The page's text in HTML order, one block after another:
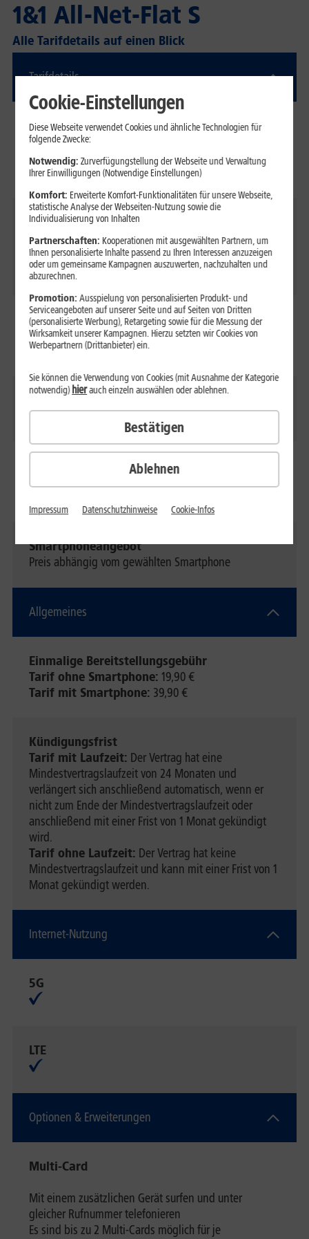
1&1 All-Net-Flat S
Alle Tarifdetails auf einen Blick
Tarifdetails
Telefonie-Flat
ins deutsche Festnetz & in alle deutschen
Mobilfunknetze
Unlimitierte Telefonie (0ct/Min.)
Internet-Flat
10 GB, nach Verbrauch des monatlichen
Datenvolumens wird die Geschwindigkeit auf max. 64
kBit/s (Download) reduziert
Max. Surfgeschwindigkeit (bis zu)
Download: 300 Mbit/s
Upload: 50 Mbit/s
SMS-Flat
Unlimitierte SMS (0ct/SMS)
Smartphoneangebot
Preis abhängig vom gewählten Smartphone
Allgemeines
Einmalige Bereitstellungsgebühr
Tarif ohne Smartphone: 19,90 €
Tarif mit Smartphone: 39,90 €
Kündigungsfrist
Tarif mit Laufzeit: Der Vertrag hat eine
Mindestvertragslaufzeit von 24 Monaten und
verlängert sich anschließend automatisch, wenn er
nicht zum Ende der Mindestvertragslaufzeit oder
anschließend mit einer Frist von 1 Monat gekündigt
wird.
Tarif ohne Laufzeit: Der Vertrag hat keine
Mindestvertragslaufzeit und kann mit einer Frist von 1
Monat gekündigt werden.
Internet-Nutzung
5G
LTE
Optionen & Erweiterungen
Multi-Card
Mit einem zusätzlichen Gerät surfen und unter
gleicher Rufnummer telefonieren
Es sind bis zu 2 Multi-Cards möglich für je
Cookie-Einstellungen
Diese Webseite verwendet Cookies und ähnliche Technologien für
folgende Zwecke:
Notwendig: Zurverfügungstellung der Webseite und Verwaltung
Ihrer Einwilligungen (Notwendige Einstellungen)
Komfort: Erweiterte Komfort-Funktionalitäten für unsere Webseite,
statistische Analyse der Webseiten-Nutzung sowie die
Individualisierung von Inhalten
Partnerschaften: Kooperationen mit ausgewählten Partnern, um
Ihnen personalisierte Inhalte passend zu Ihren Interessen anzuzeigen
oder um gemeinsame Kampagnen auszuwerten, nachzuhalten und
abzurechnen.
Promotion:Ausspielung von personalisierten Produkt- und
Serviceangeboten auf unserer Seite und auf Seiten von Dritten
(personalisierte Werbung), Retargeting sowie für die Messung der
Wirksamkeit unserer Kampagnen. Hierzu setzten wir Cookies von
Werbepartnern (Drittanbieter) ein.
Ablehnen
Sie können die Verwendung von Cookies (mit Ausnahme der Kategorie
notwendig)hierauch einzeln auswählen oder ablehnen.
Bestätigen
Impressum Datenschutzhinweise Cookie-Infos